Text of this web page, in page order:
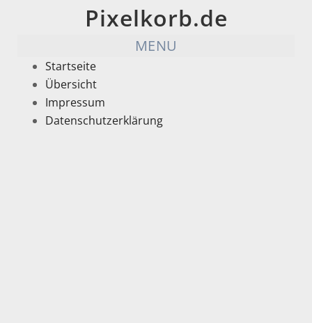
Pixelkorb.de
MENU
Startseite
Übersicht
Impressum
Datenschutzerklärung